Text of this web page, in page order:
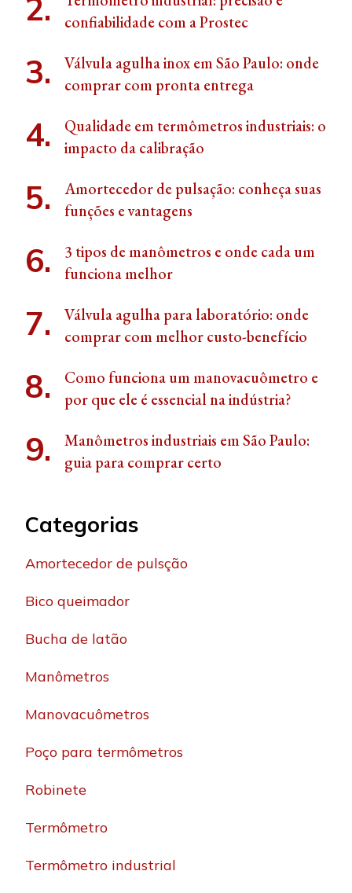
confiabilidade com a Prostec
Válvula agulha inox em São Paulo: onde
comprar com pronta entrega
Qualidade em termômetros industriais: o
impacto da calibração
Amortecedor de pulsação: conheça suas
funções e vantagens
3 tipos de manômetros e onde cada um
funciona melhor
Válvula agulha para laboratório: onde
comprar com melhor custo-benefício
Como funciona um manovacuômetro e
por que ele é essencial na indústria?
Manômetros industriais em São Paulo:
guia para comprar certo
Categorias
Amortecedor de pulsção
Bico queimador
Bucha de latão
Manômetros
Manovacuômetros
Poço para termômetros
Robinete
Termômetro
Termômetro industrial